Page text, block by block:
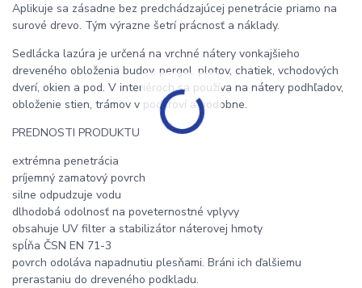
Aplikuje sa zásadne bez predchádzajúcej penetrácie priamo na
surové drevo. Tým výrazne šetrí prácnosť a náklady.
Sedlácka lazúra je určená na vrchné nátery vonkajšieho
dreveného obloženia budov, pergol, plotov, chatiek, vchodových
dverí, okien a pod. V interiéroch sa používa na nátery podhľadov,
obloženie stien, trámov v podkroví a podobne.
PREDNOSTI PRODUKTU
extrémna penetrácia
príjemný zamatový povrch
silne odpudzuje vodu
dlhodobá odolnosť na poveternostné vplyvy
obsahuje UV filter a stabilizátor náterovej hmoty
spĺňa ČSN EN 71-3
povrch odoláva napadnutiu plesňami. Bráni ich ďalšiemu
prerastaniu do dreveného podkladu.